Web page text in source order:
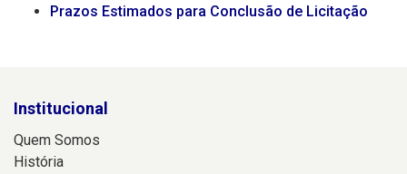
Prazos Estimados para Conclusão de Licitação
Institucional
Quem Somos
História